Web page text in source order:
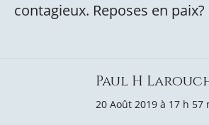
contagieux. Reposes en paix?
Paul H
20 Août 2019 à 17 h 57